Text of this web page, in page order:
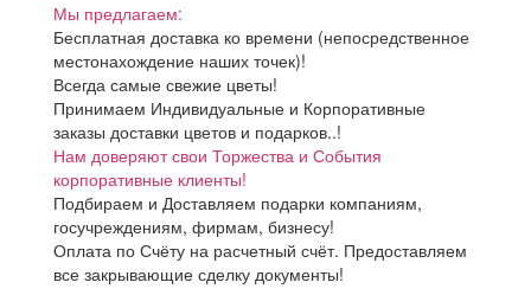
Мы предлагаем:
Бесплатная доставка ко времени (непосредственное
местонахождение наших точек)!
Всегда самые свежие цветы!
Принимаем Индивидуальные и Корпоративные
заказы доставки цветов и подарков..!
Нам доверяют свои Торжества и События
корпоративные клиенты!
Подбираем и Доставляем подарки компаниям,
госучреждениям, фирмам, бизнесу!
Оплата по Счёту на расчетный счёт. Предоставляем
все закрывающие сделку документы!